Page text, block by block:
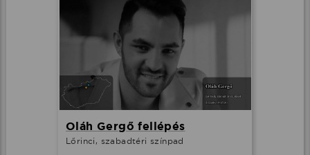
Oláh Gergő fellépés
Lőrinci, szabadtéri színpad